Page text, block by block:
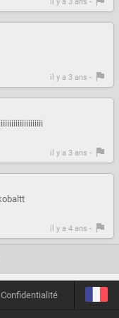
il y a 3 ans -
il y a 3 ans -
il y a 3 ans -
il y a 4 ans -
Confidentialité